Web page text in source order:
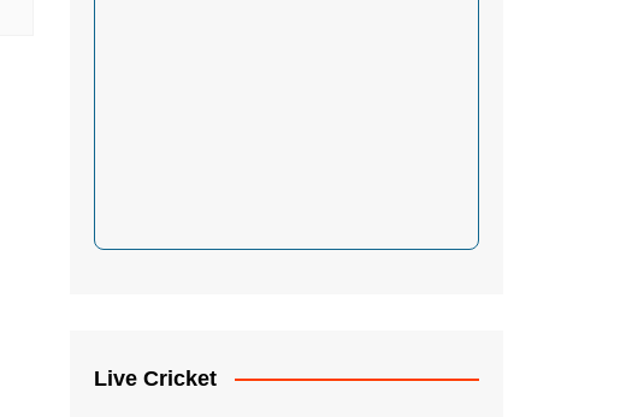
Live Cricket